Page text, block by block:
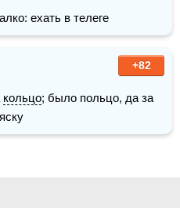
ехать в телеге
+82
кольцо; было польцо, да за